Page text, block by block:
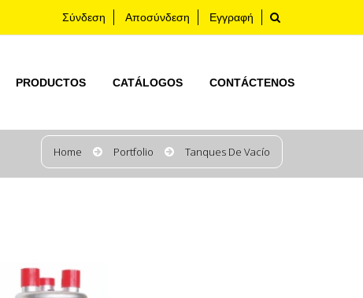
Σύνδεση Αποσύνδεση Εγγραφή
PRODUCTOS CATÁLOGOS CONTÁCTENOS
Home Portfolio Tanques De Vacío